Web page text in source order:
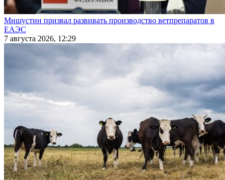
Мишустин призвал развивать производство ветпрепаратов в
ЕАЭС
7 августа 2026, 12:29